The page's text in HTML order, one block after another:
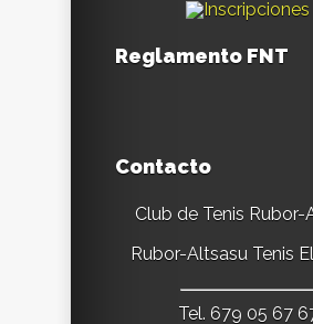
Reglamento FNT
Contacto
Club de Tenis Rubor-
Rubor-Altsasu Tenis
Tel. 679 05 67